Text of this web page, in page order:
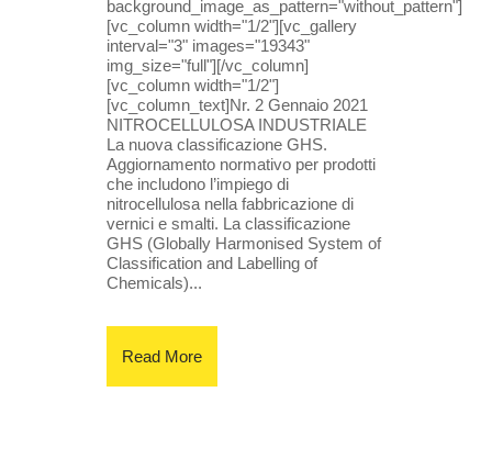
background_image_as_pattern="without_pattern"]
[vc_column width="1/2"][vc_gallery
interval="3" images="19343"
img_size="full"][/vc_column]
[vc_column width="1/2"]
[vc_column_text]Nr. 2 Gennaio 2021
NITROCELLULOSA INDUSTRIALE
La nuova classificazione GHS.
Aggiornamento normativo per prodotti
che includono l’impiego di
nitrocellulosa nella fabbricazione di
vernici e smalti. La classificazione
GHS (Globally Harmonised System of
Classification and Labelling of
Chemicals)...
Read More